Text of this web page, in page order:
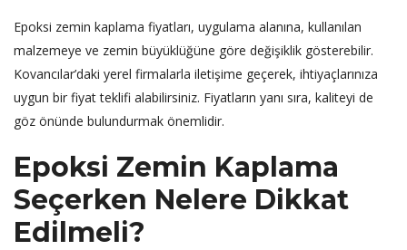
Epoksi zemin kaplama fiyatları, uygulama alanına, kullanılan
malzemeye ve zemin büyüklüğüne göre değişiklik gösterebilir.
Kovancılar’daki yerel firmalarla iletişime geçerek, ihtiyaçlarınıza
uygun bir fiyat teklifi alabilirsiniz. Fiyatların yanı sıra, kaliteyi de
göz önünde bulundurmak önemlidir.
Epoksi Zemin Kaplama
Seçerken Nelere Dikkat
Edilmeli?